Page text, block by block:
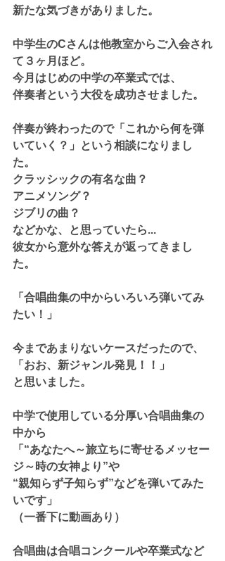
新たな気づきがありました。
中学生のCさんは他教室からご入会され
て３ヶ月ほど。
今月はじめの中学の卒業式では、
伴奏者という大役を成功させました。
伴奏が終わったので「これから何を弾
いていく？」という相談になりまし
た。
クラッシックの有名な曲？
アニメソング？
ジブリの曲？
などかな、と思っていたら...
彼女から意外な答えが返ってきまし
た。
「合唱曲集の中からいろいろ弾いてみ
たい！」
今まであまりないケースだったので、
「おお、新ジャンル発見！！」
と思いました。
中学で使用している分厚い合唱曲集の
中から
「“あなたへ～旅立ちに寄せるメッセー
ジ～時の女神より”や
“親知らず子知らず”などを弾いてみた
いです」
（一番下に動画あり）
合唱曲は合唱コンクールや卒業式など